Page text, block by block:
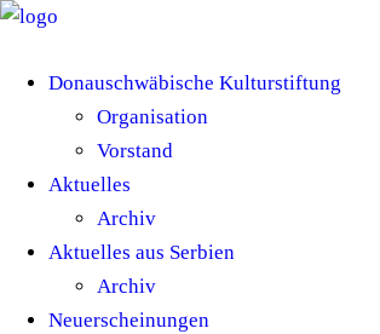
Donauschwäbische Kulturstiftung
Organisation
Vorstand
Aktuelles
Archiv
Aktuelles aus Serbien
Archiv
Neuerscheinungen